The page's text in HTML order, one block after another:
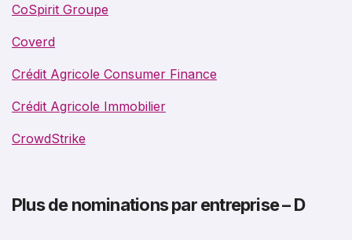
CoSpirit Groupe
Coverd
Crédit Agricole Consumer Finance
Crédit Agricole Immobilier
CrowdStrike
Plus de nominations par entreprise – D